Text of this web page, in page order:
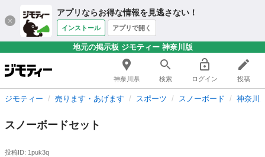
アプリならお得な情報を見逃さない！
インストール アプリで開く
地元の掲示板 ジモティー 神奈川版
神奈川県 検索 ログイン 投稿
ジモティー 売ります・あげます スポーツ スノーボード 神奈川
スノーボードセット
投稿ID: 1puk3q